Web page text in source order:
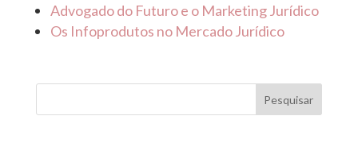
Advogado do Futuro e o Marketing Jurídico
Os Infoprodutos no Mercado Jurídico
Pesquisar